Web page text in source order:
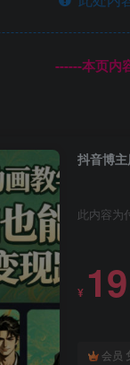
------本页内
抖音博
此内容为
¥ 19
会员